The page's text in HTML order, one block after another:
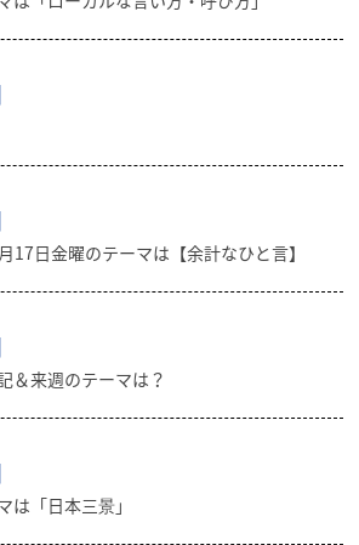
17日金曜のテーマは【余計なひと言】
＆来週のテーマは？
は「日本三景」